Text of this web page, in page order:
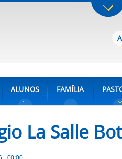
ALUNOS FAMÍLIA
La Salle